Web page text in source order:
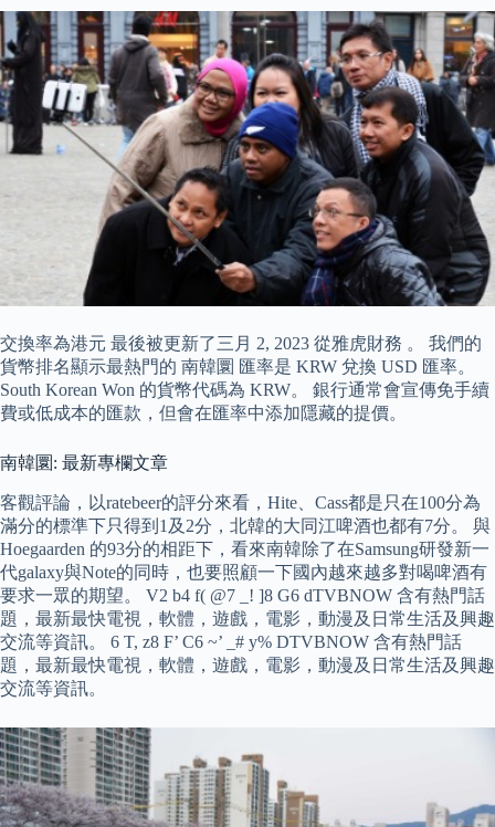
交換率為港元 最後被更新了三月 2, 2023 從雅虎財務 。 我們的
貨幣排名顯示最熱門的 南韓圜 匯率是 KRW 兌換 USD 匯率。
South Korean Won 的貨幣代碼為 KRW。 銀行通常會宣傳免手續
費或低成本的匯款，但會在匯率中添加隱藏的提價。
南韓圜: 最新專欄文章
客觀評論，以ratebeer的評分來看，Hite、Cass都是只在100分為
滿分的標準下只得到1及2分，北韓的大同江啤酒也都有7分。 與
Hoegaarden 的93分的相距下，看來南韓除了在Samsung研發新一
代galaxy與Note的同時，也要照顧一下國內越來越多對喝啤酒有
要求一眾的期望。 V2 b4 f( @7 _! ]8 G6 dTVBNOW 含有熱門話
題，最新最快電視，軟體，遊戲，電影，動漫及日常生活及興趣
交流等資訊。 6 T, z8 F’ C6 ~’ _# y% DTVBNOW 含有熱門話
題，最新最快電視，軟體，遊戲，電影，動漫及日常生活及興趣
交流等資訊。